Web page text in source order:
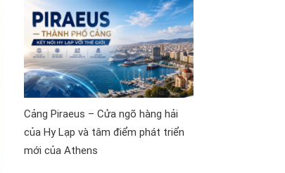
Cảng Piraeus – Cửa ngõ hàng hải
của Hy Lạp và tâm điểm phát triển
mới của Athens